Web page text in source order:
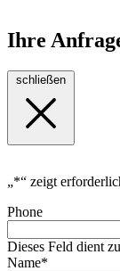
Ihre
„*“ zeigt
Phone
Dieses Feld dient
Name*